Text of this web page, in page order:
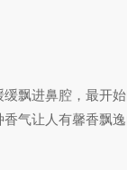
飘进鼻腔，最开
气让人有馨香飘逸